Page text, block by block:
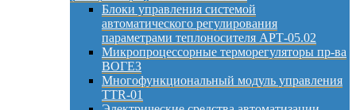
Блоки управления системой
автоматического регулирования
параметрами теплоносителя АРТ-05.02
Микропроцессорные терморегуляторы пр-ва
ВОГЕЗ
Многофункциональный модуль управления
TTR-01